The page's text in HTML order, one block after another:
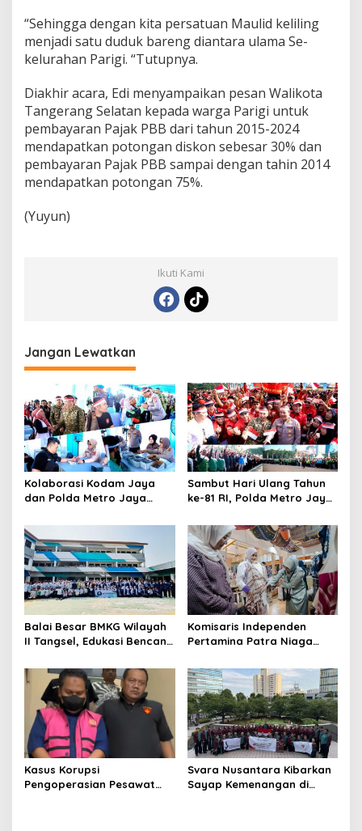
“Sehingga dengan kita persatuan Maulid keliling
menjadi satu duduk bareng diantara ulama Se-
kelurahan Parigi. “Tutupnya.
Diakhir acara, Edi menyampaikan pesan Walikota
Tangerang Selatan kepada warga Parigi untuk
pembayaran Pajak PBB dari tahun 2015-2024
mendapatkan potongan diskon sebesar 30% dan
pembayaran Pajak PBB sampai dengan tahin 2014
mendapatkan potongan 75%.
(Yuyun)
Ikuti Kami
Jangan Lewatkan
Kolaborasi Kodam Jaya
dan Polda Metro Jaya
Sambut Hari Ulang Tahun
ke-81 RI, Polda Metro Jaya
Balai Besar BMKG Wilayah
II Tangsel, Edukasi Bencana
kepada pelajar UPTD SMPN
23
Komisaris Independen
Pertamina Patra Niaga
Mitra Binaan dengan
Sentuhan Kemanusiaan dan
Keberlanjutan
Kasus Korupsi
Pengoperasian Pesawat
Svara Nusantara Kibarkan
Sayap Kemenangan di